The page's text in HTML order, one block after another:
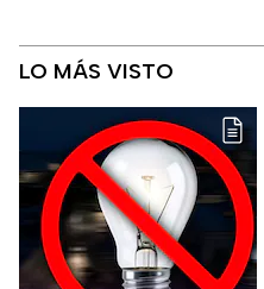
LO MÁS VISTO